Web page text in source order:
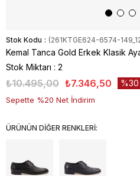
Stok Kodu (261KTGE624-6574-
Kemal Tanca Gold Erkek Klasik
Stok Miktarı : 2
₺10.495,00 ₺7.346,50 30
Sepette %20 Net İndirim
ÜRÜNÜN DİĞER RENKLERİ: